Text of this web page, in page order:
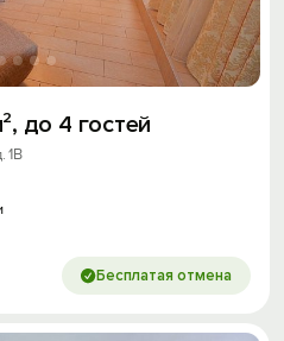
до 4 гостей
1В
Бесплатая отмена